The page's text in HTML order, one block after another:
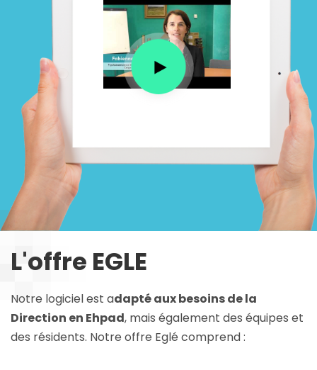
L'offre EGLE
Notre logiciel est adapté aux besoins de la
Direction en Ehpad, mais également des équipes et
des résidents. Notre offre Eglé comprend :